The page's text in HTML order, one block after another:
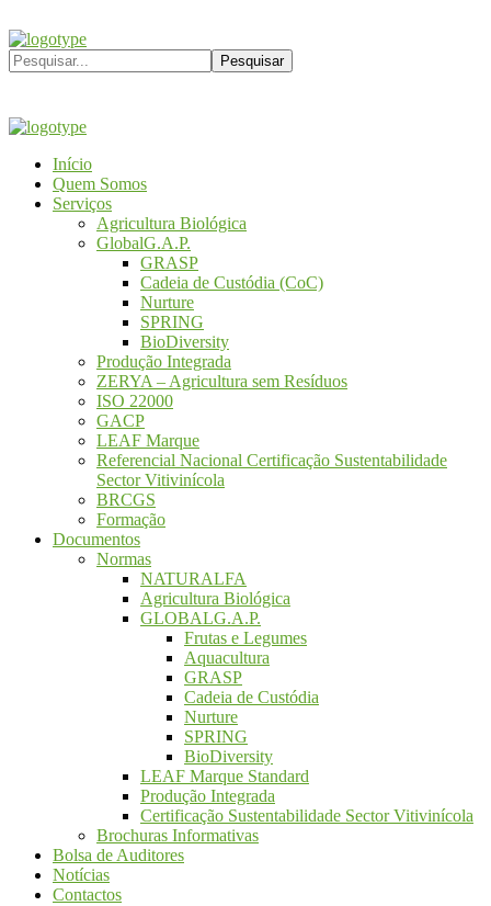
Início
Quem Somos
Serviços
Agricultura Biológica
GlobalG.A.P.
GRASP
Cadeia de Custódia (CoC)
Nurture
SPRING
BioDiversity
Produção Integrada
ZERYA – Agricultura sem Resíduos
ISO 22000
GACP
LEAF Marque
Referencial Nacional Certificação Sustentabilidade
Sector Vitivinícola
BRCGS
Formação
Documentos
Normas
NATURALFA
Agricultura Biológica
GLOBALG.A.P.
Frutas e Legumes
Aquacultura
GRASP
Cadeia de Custódia
Nurture
SPRING
BioDiversity
LEAF Marque Standard
Produção Integrada
Certificação Sustentabilidade Sector Vitivinícola
Brochuras Informativas
Bolsa de Auditores
Notícias
Contactos